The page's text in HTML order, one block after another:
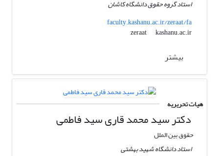
استاد گروه حقوق دانشگاه کاشان
faculty.kashanu.ac.ir/zeraat/fa
zeraat
kashanu.ac.ir
بیشتر
هیات تحریریه
دکتر سید محمد قاری سید فاطمی
حقوق بین الملل
استاد دانشگاه شهید بهشتی